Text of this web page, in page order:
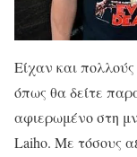
Είχαν και
όπως θα δείτε
αφιερωμένο στη
Laiho. Με τόσους